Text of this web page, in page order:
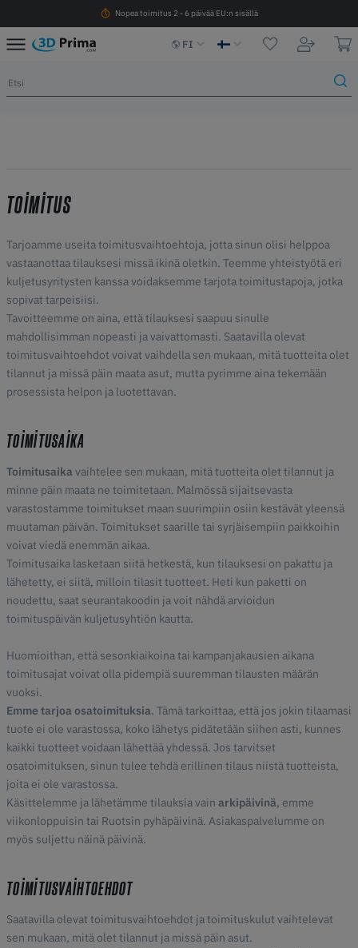
Nopea toimitus 2 - 6 päivää EU:n sisällä
FI
TOIMITUS
Tarjoamme useita toimitusvaihtoehtoja, jotta sinun olisi helppoa
vastaanottaa tilauksesi missä ikinä oletkin. Teemme yhteistyötä eri
kuljetusyritysten kanssa voidaksemme tarjota toimitustapoja, jotka
sopivat tarpeisiisi.
Tavoitteemme on aina, että tilauksesi saapuu sinulle
mahdollisimman nopeasti ja vaivattomasti. Saatavilla olevat
toimitusvaihtoehdot voivat vaihdella sen mukaan, mitä tuotteita olet
tilannut ja missä päin maata asut, mutta pyrimme aina tekemään
prosessista helpon ja luotettavan.
TOIMITUSAIKA
Toimitusaikavaihtelee sen mukaan, mitä tuotteita olet tilannut ja
minne päin maata ne toimitetaan. Malmössä sijaitsevasta
varastostamme toimitukset maan suurimpiin osiin kestävät yleensä
muutaman päivän. Toimitukset saarille tai syrjäisempiin paikkoihin
voivat viedä enemmän aikaa.
Toimitusaika lasketaan siitä hetkestä, kun tilauksesi on pakattu ja
lähetetty, ei siitä, milloin tilasit tuotteet. Heti kun paketti on
noudettu, saat seurantakoodin ja voit nähdä arvioidun
toimituspäivän kuljetusyhtiön kautta.
Huomioithan, että sesonkiaikoina tai kampanjakausien aikana
toimitusajat voivat olla pidempiä suuremman tilausten määrän
vuoksi.
Emme tarjoa osatoimituksia. Tämä tarkoittaa, että jos jokin tilaamasi
tuote ei ole varastossa, koko lähetys pidätetään siihen asti, kunnes
kaikki tuotteet voidaan lähettää yhdessä. Jos tarvitset
osatoimituksen, sinun tulee tehdä erillinen tilaus niistä tuotteista,
joita ei ole varastossa.
Käsittelemme ja lähetämme tilauksia vain arkipäivinä, emme
viikonloppuisin tai Ruotsin pyhäpäivinä. Asiakaspalvelumme on
myös suljettu näinä päivinä.
TOIMITUSVAIHTOEHDOT
Saatavilla olevat toimitusvaihtoehdot ja toimituskulut vaihtelevat
sen mukaan, mitä olet tilannut ja missä päin asut.